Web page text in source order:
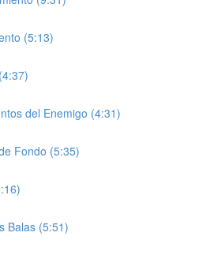
(5:13)
del Enemigo (4:31)
Fondo (5:35)
Balas (5:51)